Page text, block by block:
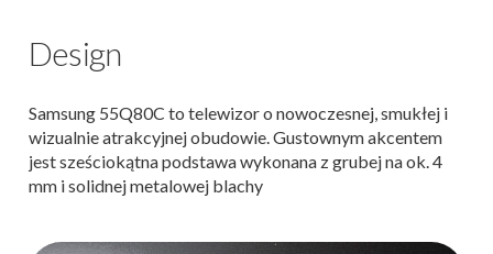
Design
Samsung 55Q80C to telewizor o nowoczesnej, smukłej i
wizualnie atrakcyjnej obudowie. Gustownym akcentem
jest sześciokątna podstawa wykonana z grubej na ok. 4
mm i solidnej metalowej blachy